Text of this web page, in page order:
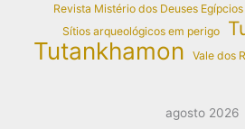
Revista Mistério dos Deuses
Sítios arqueológicos em perigo
Tutankhamon Vale dos
agosto 2026